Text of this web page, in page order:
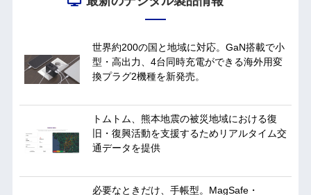
世界約200の国と地域に対応。GaN搭載で小
型・高出力、4台同時充電ができる海外用変
換プラグ2機種を新発売。
トムトム、熊本地震の被災地域における復
旧・復興活動を支援するためリアルタイム交
通データを提供
必要なときだけ、手帳型。MagSafe・